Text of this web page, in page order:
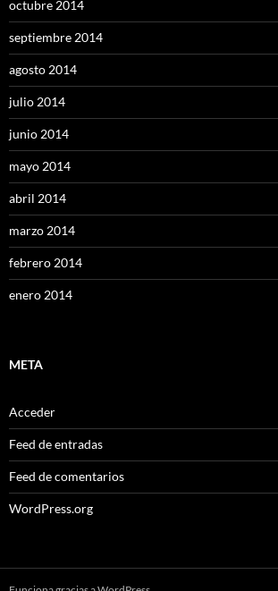
octubre 2014
septiembre 2014
agosto 2014
julio 2014
junio 2014
mayo 2014
abril 2014
marzo 2014
febrero 2014
enero 2014
META
Acceder
Feed de entradas
Feed de comentarios
WordPress.org